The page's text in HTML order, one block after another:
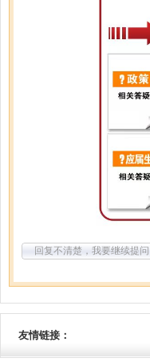
回复不清楚，我要继续提问
友情链接：